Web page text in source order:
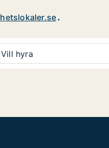
.
Vill hyra